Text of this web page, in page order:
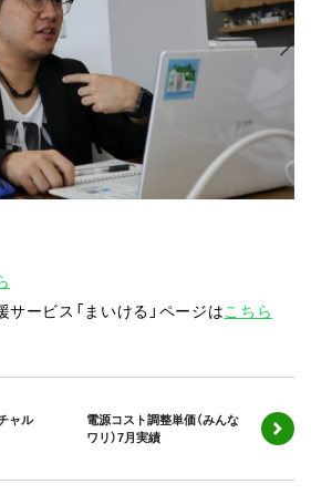
ービス「まいける」ページはこちら
ャル
電源コスト調整単価（みんな
ワリ）7月実績